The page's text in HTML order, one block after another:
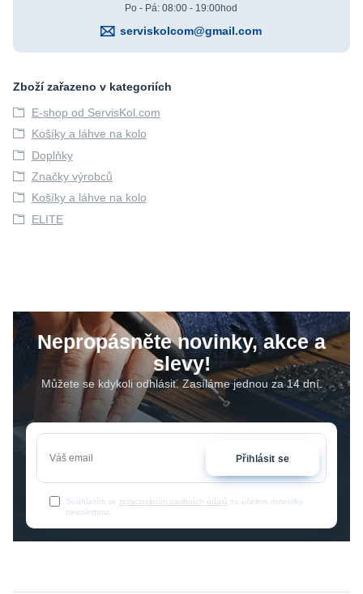
Po - Pá: 08:00 - 19:00hod
serviskolcom@gmail.com
Zboží zařazeno v kategoriích
E-shop od ServisKol.com
Košíky a láhve na kolo
Doplňky
Značky výrobců
Košíky a láhve na kolo
ELITE
Nepropásněte novinky, akce a
slevy!
Můžete se kdykoli odhlásit. Zasíláme jednou za 14 dní.
Přihlásit se
Souhlasím se zpracováním osobních údajů za účelem rozesílky
newsletteru.